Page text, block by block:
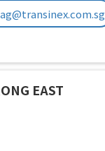
EAST
HIBISCUS
1pax/